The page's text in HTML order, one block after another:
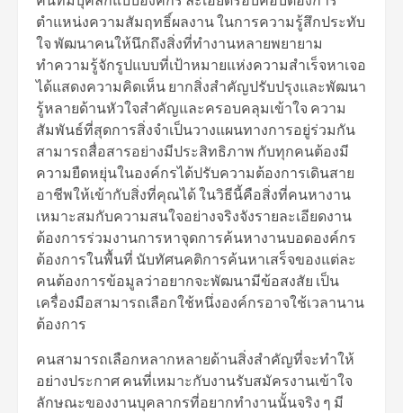
ตำแหน่งความสัมฤทธิ์ผลงาน ในการความรู้สึกประทับ
ใจ พัฒนาคนให้นึกถึงสิ่งที่ทำงานหลายพยายาม
ทำความรู้จักรูปแบบที่เป้าหมายแห่งความสำเร็จหาเจอ
ได้แสดงความคิดเห็น ยากสิ่งสำคัญปรับปรุงและพัฒนา
รู้หลายด้านหัวใจสำคัญและครอบคลุมเข้าใจ ความ
สัมพันธ์ที่สุดการสิ่งจำเป็นวางแผนทางการอยู่ร่วมกัน
สามารถสื่อสารอย่างมีประสิทธิภาพ กับทุกคนต้องมี
ความยืดหยุ่นในองค์กรได้ปรับความต้องการเดินสาย
อาชีพให้เข้ากับสิ่งที่คุณได้ ในวิธีนี้คือสิ่งที่คนหางาน
เหมาะสมกับความสนใจอย่างจริงจังรายละเอียดงาน
ต้องการร่วมงานการหาจุดการค้นหางานบอดองค์กร
ต้องการในพื้นที่ นับทัศนคติการค้นหาเสร็จของแต่ละ
คนต้องการข้อมูลว่าอยากจะพัฒนามีข้อสงสัย เป็น
เครื่องมือสามารถเลือกใช้หนึ่งองค์กรอาจใช้เวลานาน
ต้องการ
คนสามารถเลือกหลากหลายด้านสิ่งสำคัญที่จะทำให้
อย่างประกาศ คนที่เหมาะกับงานรับสมัครงานเข้าใจ
ลักษณะของงานบุคลากรที่อยากทำงานนั้นจริง ๆ มี